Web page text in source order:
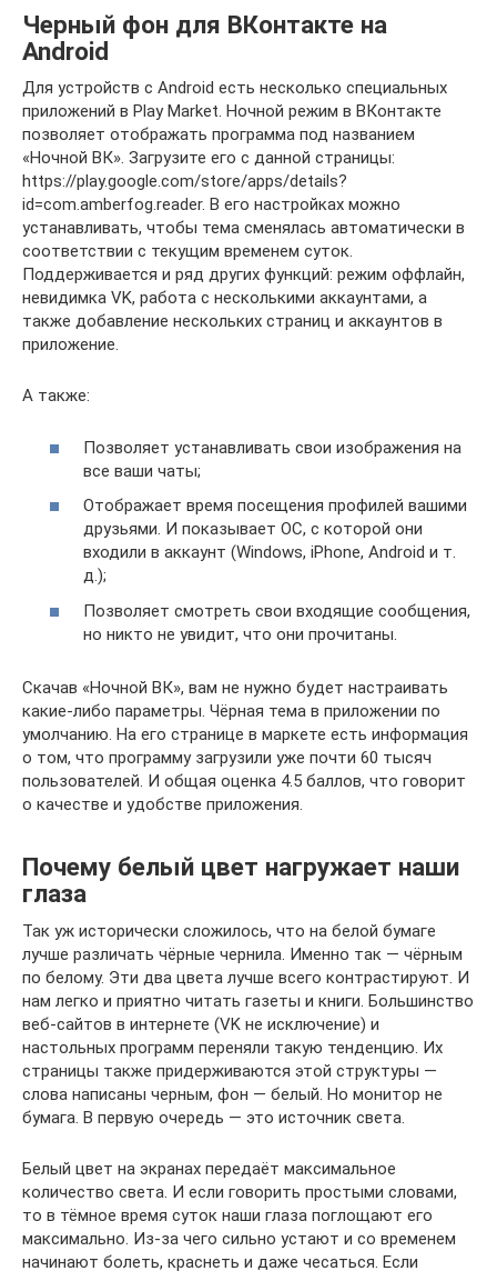
Черный фон для ВКонтакте на
Android
Для устройств с Android есть несколько специальных
приложений в Play Market. Ночной режим в ВКонтакте
позволяет отображать программа под названием
«Ночной ВК». Загрузите его с данной страницы:
https://play.google.com/store/apps/details?
id=com.amberfog.reader. В его настройках можно
устанавливать, чтобы тема сменялась автоматически в
соответствии с текущим временем суток.
Поддерживается и ряд других функций: режим оффлайн,
невидимка VK, работа с несколькими аккаунтами, а
также добавление нескольких страниц и аккаунтов в
приложение.
А также:
Позволяет устанавливать свои изображения на
все ваши чаты;
Отображает время посещения профилей вашими
друзьями. И показывает ОС, с которой они
входили в аккаунт (Windows, iPhone, Android и т.
д.);
Позволяет смотреть свои входящие сообщения,
но никто не увидит, что они прочитаны.
Скачав «Ночной ВК», вам не нужно будет настраивать
какие-либо параметры. Чёрная тема в приложении по
умолчанию. На его странице в маркете есть информация
о том, что программу загрузили уже почти 60 тысяч
пользователей. И общая оценка 4.5 баллов, что говорит
о качестве и удобстве приложения.
Почему белый цвет нагружает наши
глаза
Так уж исторически сложилось, что на белой бумаге
лучше различать чёрные чернила. Именно так — чёрным
по белому. Эти два цвета лучше всего контрастируют. И
нам легко и приятно читать газеты и книги. Большинство
веб-сайтов в интернете (VK не исключение) и
настольных программ переняли такую тенденцию. Их
страницы также придерживаются этой структуры —
слова написаны черным, фон — белый. Но монитор не
бумага. В первую очередь — это источник света.
Белый цвет на экранах передаёт максимальное
количество света. И если говорить простыми словами,
то в тёмное время суток наши глаза поглощают его
максимально. Из-за чего сильно устают и со временем
начинают болеть, краснеть и даже чесаться. Если